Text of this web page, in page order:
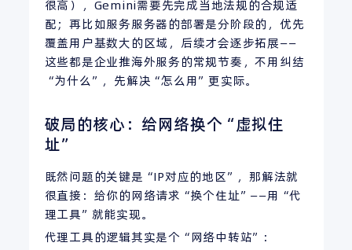
很高），Gemini需要先完成当地法规的合规适
配；再比如服务服务器的部署是分阶段的，优先
覆盖用户基数大的区域，后续才会逐步拓展——
这些都是企业推海外服务的常规节奏，不用纠结
“为什么”，先解决“怎么用”更实际。
破局的核心：给网络换个“虚拟住
址”
既然问题的关键是“IP对应的地区”，那解法就
很直接：给你的网络请求“换个住址”——用“代
理工具”就能实现。
代理工具的逻辑其实是个“网络中转站”：